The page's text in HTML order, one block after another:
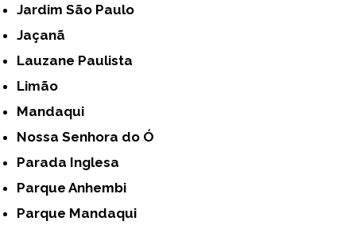
Jardim São Paulo
Jaçanã
Lauzane Paulista
Limão
Mandaqui
Nossa Senhora do Ó
Parada Inglesa
Parque Anhembi
Parque Mandaqui